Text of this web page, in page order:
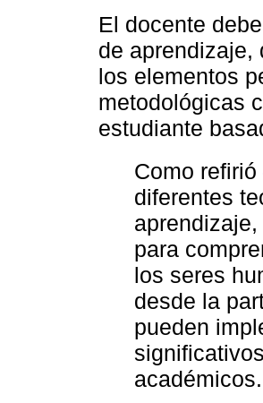
El docente
de aprendizaje,
los elementos
metodológicas
estudiante
Como refirió
diferentes
para
los seres
desde la
pueden